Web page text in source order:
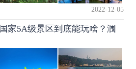
2022-12-05
家5A级景区到底能玩啥？涠